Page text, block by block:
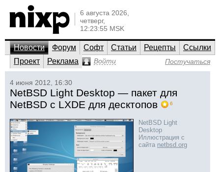
6 августа 2026,
четверг,
12:23:55 MSK
Новости Форум Софт Статьи Рецепты
Ссылки
Проект
Реклама Войти Постучаться
4 июня 2012, 16:30
NetBSD Light Desktop — пакет для
NetBSD с LXDE для десктопов
6
NetBSD Light
Desktop
Иллюстрация с
сайта netbsd.org